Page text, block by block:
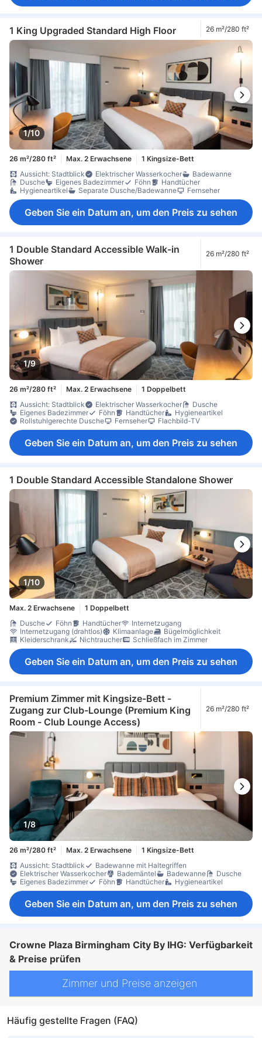
1 King Upgraded Standard High Floor 26 m²/280 ft²
1/10
26 m²/280 ft² Max. 2 Erwachsene
1 Kingsize-Bett
Aussicht: Stadtblick
Elektrischer Wasserkocher
Badewanne
Dusche
Eigenes Badezimmer Föhn
Handtücher
Hygieneartikel
Separate Dusche/Badewanne Fernseher
Geben Sie ein Datum an, um den Preis zu sehen
1 Double Standard Accessible Walk-in
Shower
26 m²/280 ft²
1/9
26 m²/280 ft² Max. 2 Erwachsene
1 Doppelbett
Aussicht: Stadtblick
Elektrischer Wasserkocher
Dusche
Eigenes Badezimmer
Föhn Handtücher
Hygieneartikel
Rollstuhlgerechte Dusche
Fernseher Flachbild-TV
Geben Sie ein Datum an, um den Preis zu sehen
1 Double Standard Accessible Standalone Shower
1/10
Max. 2 Erwachsene
1 Doppelbett
Dusche
Föhn Handtücher
Internetzugang
Internetzugang (drahtlos)
Klimaanlage
Bügelmöglichkeit
Kleiderschrank
Nichtraucher Schließfach im Zimmer
Geben Sie ein Datum an, um den Preis zu sehen
Premium Zimmer mit Kingsize-Bett -
Zugang zur Club-Lounge (Premium King
Room - Club Lounge Access)
26 m²/280 ft²
1/8
26 m²/280 ft² Max. 2 Erwachsene
1 Kingsize-Bett
Aussicht: Stadtblick
Badewanne mit Haltegriffen
Elektrischer Wasserkocher
Bademäntel Badewanne
Dusche
Eigenes Badezimmer
Föhn Handtücher Hygieneartikel
Geben Sie ein Datum an, um den Preis zu sehen
Crowne Plaza Birmingham City By IHG: Verfügbarkeit
& Preise prüfen
Zimmer und Preise anzeigen
Häufig gestellte Fragen (FAQ)